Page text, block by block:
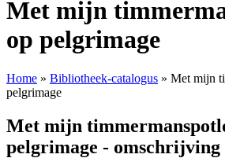
Met mijn
op pelgrimage
Home » Bibliotheek-catalogus » Met mijn
pelgrimage
Met mijn
pelgrimage - omschrijving